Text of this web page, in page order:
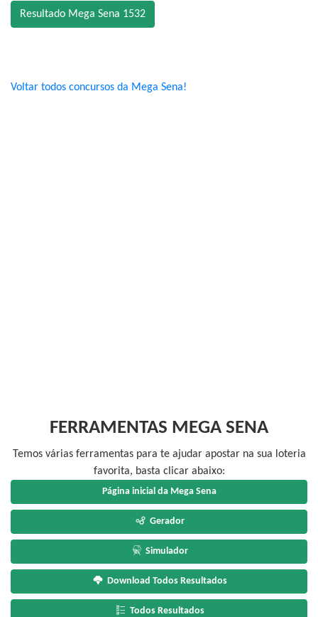
Resultado Mega Sena 1532
Voltar todos concursos da Mega Sena!
FERRAMENTAS MEGA SENA
Temos várias ferramentas para te ajudar apostar na sua loteria
favorita, basta clicar abaixo:
Página inicial da Mega Sena
Gerador
Simulador
Download Todos Resultados
Todos Resultados